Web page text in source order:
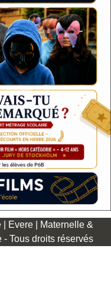
Evere | Maternelle &
- Tous droits réservés